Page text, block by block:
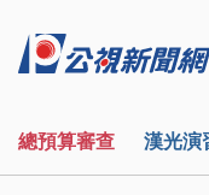
總預算審查 漢光演